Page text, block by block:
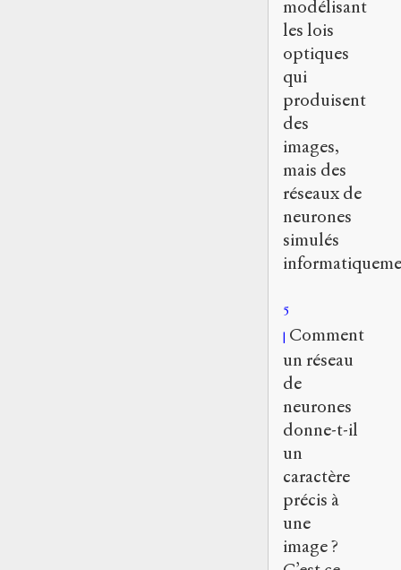
modélisant
les lois
optiques
qui
produisent
des
images,
mais des
réseaux de
neurones
simulés
5
Comment
un réseau
de
neurones
donne-t-il
un
caractère
précis à
une
image ?